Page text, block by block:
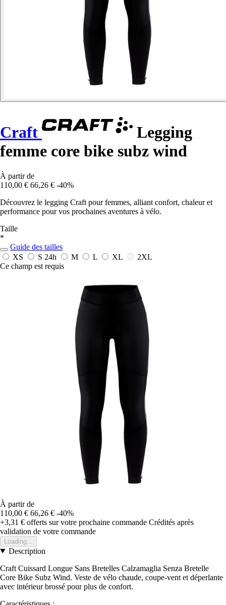
Craft
Legging
femme core bike subz wind
À partir de
110,00 € 66,26 € -40%
Découvrez le legging Craft pour femmes, alliant confort, chaleur et
performance pour vos prochaines aventures à vélo.
Taille
*
Guide des tailles
XS
S 24h M L XL
2XL
Ce champ est requis
À partir de
110,00 € 66,26 € -40%
+3,31 € offerts sur votre prochaine commande Crédités après
validation de votre commande
Loading...
Description
Craft Cuissard Longue Sans Bretelles Calzamaglia Senza Bretelle
Core Bike Subz Wind. Veste de vélo chaude, coupe-vent et déperlante
avec intérieur brossé pour plus de confort.